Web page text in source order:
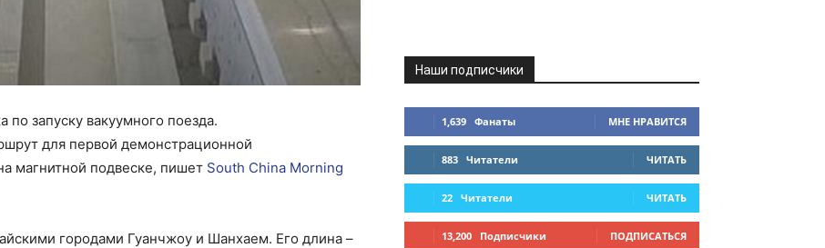
запуску вакуумного поезда.
для первой демонстрационной
магнитной подвеске, пишет South China Morning
городами Гуанчжоу и Шанхаем. Его длина –
Наши подписчики
1,639 Фанаты МНЕ НРАВИТСЯ
883 Читатели ЧИТАТЬ
22 Читатели ЧИТАТЬ
13,200 Подписчики ПОДПИСАТЬСЯ